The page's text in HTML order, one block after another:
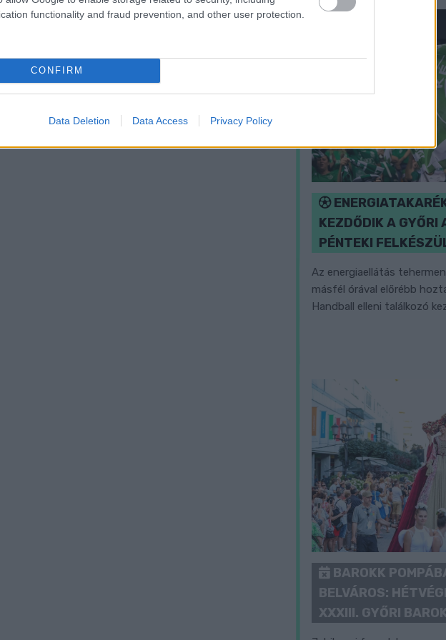
functionality and fraud prevention, and other user protection.
CONFIRM
Data Deletion Data Access Privacy Policy
KEZDŐDIK A GYŐRI
PÉNTEKI
Az energiaellátás
másfél órával előrébb
Handball elleni találkozó
BAROKK
BELVÁROS:
XXXIII. GYŐRI